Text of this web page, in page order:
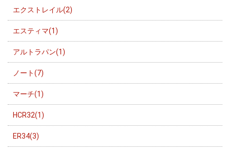
エクストレイル(2)
エスティマ(1)
アルトラパン(1)
ノート(7)
マーチ(1)
HCR32(1)
ER34(3)